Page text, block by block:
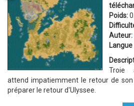
Poids:
Auteur:
Langue
Troie
attend impatiemment le retour de son
préparer le retour d'Ulyssee.